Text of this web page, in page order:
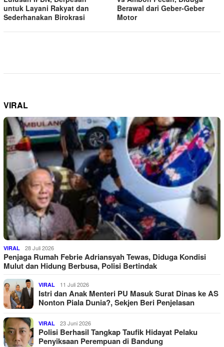
untuk Layani Rakyat dan
Sederhanakan Birokrasi
Berawal dari Geber-Geber
Motor
VIRAL
VIRAL 28 Juli 2026
Penjaga Rumah Febrie Adriansyah Tewas, Diduga Kondisi
Mulut dan Hidung Berbusa, Polisi Bertindak
VIRAL 11 Juli 2026
Istri dan Anak Menteri PU Masuk Surat Dinas ke AS
Nonton Piala Dunia?, Sekjen Beri Penjelasan
VIRAL 23 Juni 2026
Polisi Berhasil Tangkap Taufik Hidayat Pelaku
Penyiksaan Perempuan di Bandung